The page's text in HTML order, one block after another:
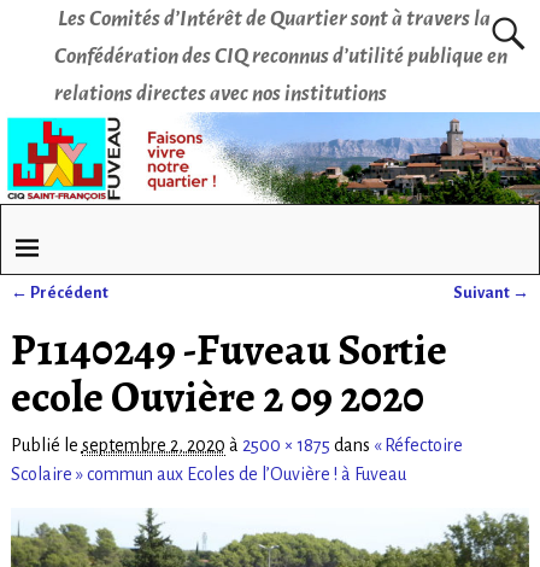
Les Comités d’Intérêt de Quartier sont à travers la
Confédération des CIQ reconnus d’utilité publique en
relations directes avec nos institutions
← Précédent Suivant →
P1140249 -Fuveau Sortie
ecole Ouvière 2 09 2020
Publié le septembre 2, 2020 à 2500 × 1875 dans « Réfectoire
Scolaire » commun aux Ecoles de l’Ouvière ! à Fuveau